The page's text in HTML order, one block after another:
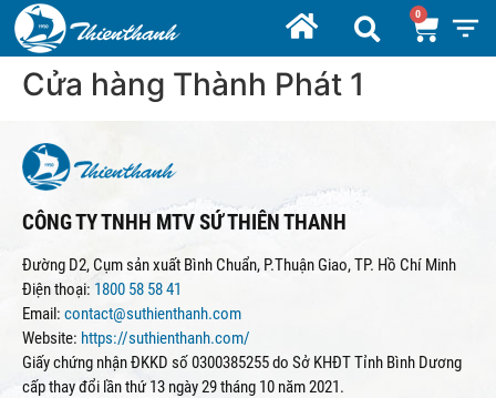
Cửa hàng Thành Phát 1
CÔNG TY TNHH MTV SỨ THIÊN THANH
Đường D2, Cụm sản xuất Bình Chuẩn, P.Thuận Giao, TP. Hồ Chí Minh
Điện thoại: 1800 58 58 41
Email: contact@suthienthanh.com
Website: https://suthienthanh.com/
Giấy chứng nhận ĐKKD số 0300385255 do Sở KHĐT Tỉnh Bình Dương
cấp thay đổi lần thứ 13 ngày 29 tháng 10 năm 2021.